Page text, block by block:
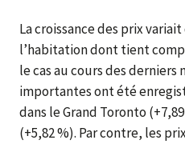
La croissance des prix
l’habitation dont tient
le cas au cours des derniers
importantes ont été
dans le Grand Toronto
(+5,82 %). Par contre, les